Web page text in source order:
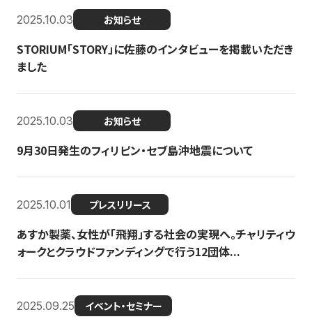
2025.10.03 お知らせ
STORIUM「STORY」に佐藤のインタビューを掲載いただき
ました
2025.10.03 お知らせ
9月30日発生のフィリピン・セブ島沖地震について
2025.10.01 プレスリリース
あすか製薬、女性が「飛翔」する社会の実現へ。チャリティウ
ォークとクラウドファンディングで行う12団体...
2025.09.25 イベント・セミナー